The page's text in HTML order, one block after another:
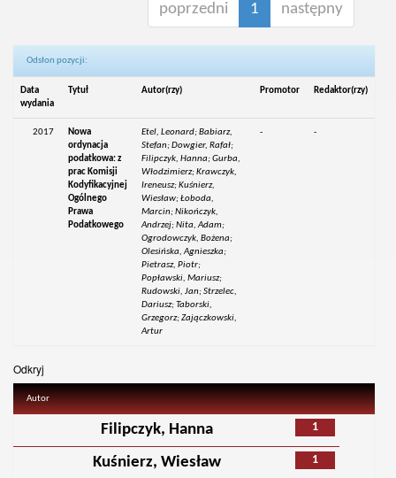
poprzedni 1 następny
Odsłon pozycji:
Data
wydania
Tytuł Autor(rzy) Promotor Redaktor(rzy)
2017
Nowa
ordynacja
podatkowa: z
prac Komisji
Kodyfikacyjnej
Ogólnego
Prawa
Podatkowego
Etel, Leonard; Babiarz,
Stefan; Dowgier, Rafał;
Filipczyk, Hanna; Gurba,
Włodzimierz; Krawczyk,
Ireneusz; Kuśnierz,
Wiesław; Łoboda,
Marcin; Nikończyk,
Andrzej; Nita, Adam;
Ogrodowczyk, Bożena;
Olesińska, Agnieszka;
Pietrasz, Piotr;
Popławski, Mariusz;
Rudowski, Jan; Strzelec,
Dariusz; Taborski,
Grzegorz; Zajączkowski,
Artur
- -
Odkryj
Autor
1
Filipczyk, Hanna
1
Kuśnierz, Wiesław